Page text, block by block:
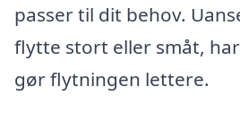
passer til dit behov.
flytte stort eller småt,
gør flytningen lettere.